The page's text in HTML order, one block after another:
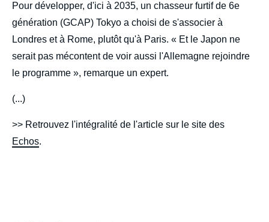
Pour développer, d'ici à 2035, un chasseur furtif de 6e
génération (GCAP) Tokyo a choisi de s'associer à
Londres et à Rome, plutôt qu'à Paris. « Et le Japon ne
serait pas mécontent de voir aussi l'Allemagne rejoindre
le programme », remarque un expert.
(...)
>> Retrouvez l'intégralité de l'article sur le site des
Echos.